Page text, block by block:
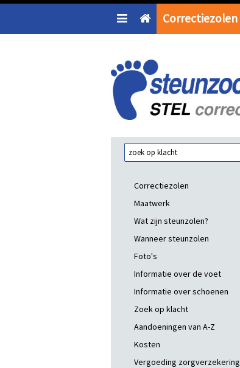
Correctiezolen
Correctiezolen
Maatwerk
Wat zijn steunzolen?
Wanneer steunzolen
Foto's
Informatie over de voet
Informatie over schoenen
Zoek op klacht
Aandoeningen van A-Z
Kosten
Vergoeding zorgverzekering